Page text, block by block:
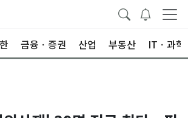
금융ㆍ증권 산업 부동산 ITㆍ과학